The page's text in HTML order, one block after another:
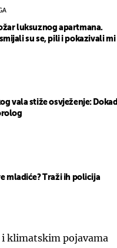
luksuznog apartmana.
su se, pili i pokazivali mi
vala stiže osvježenje: Dokad
mladiće? Traži ih policija
klimatskim pojavama